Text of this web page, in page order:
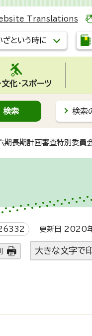
Translations
ざという時に
文化・スポーツ
検索
期長期計画審査特別委員
更新日 2020
大きな文字で